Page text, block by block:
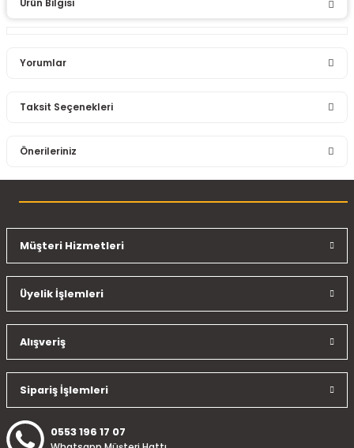
Ürün Bilgisi
Yorumlar
Taksit Seçenekleri
Önerileriniz
konularda yetersiz gördüğünüz noktaları öneri formunu
Ürün resmi kalitesiz, bozuk veya görüntülenemiyor.
Ürün açıklamasında eksik bilgiler bulunuyor.
Ürün fiyatı diğer sitelerden daha pahalı.
Bu ürüne benzer farklı alternatifler olmalı.
Müşteri Hizmetleri
Üyelik İşlemleri
Alışveriş
Sipariş İşlemleri
0553 196 17 07